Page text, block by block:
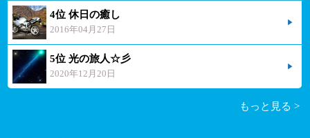
4位 休日の癒し
2016年04月27日
5位 光の旅人☆彡
2020年12月20日
もっと見る >